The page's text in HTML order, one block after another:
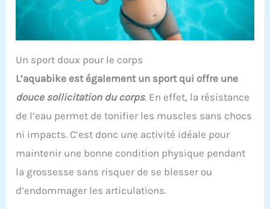
Un sport doux pour le corps
L’aquabike est également un sport qui offre une
douce sollicitation du corps. En effet, la résistance
de l’eau permet de tonifier les muscles sans chocs
ni impacts. C’est donc une activité idéale pour
maintenir une bonne condition physique pendant
la grossesse sans risquer de se blesser ou
d’endommager les articulations.